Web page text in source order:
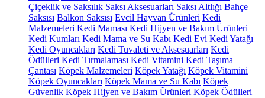
Çiçeklik ve Saksılık Saksı Aksesuarları Saksı Altlığı Bahçe
Saksısı Balkon Saksısı Evcil Hayvan Ürünleri Kedi
Malzemeleri Kedi Maması Kedi Hijyen ve Bakım Ürünleri
Kedi Kumları Kedi Mama ve Su Kabı Kedi Evi Kedi Yatağı
Kedi Oyuncakları Kedi Tuvaleti ve Aksesuarları Kedi
Ödülleri Kedi Tırmalaması Kedi Vitamini Kedi Taşıma
Çantası Köpek Malzemeleri Köpek Yatağı Köpek Vitamini
Köpek Oyuncakları Köpek Mama ve Su Kabı Köpek
Güvenlik Köpek Hijyen ve Bakım Ürünleri Köpek Ödülleri